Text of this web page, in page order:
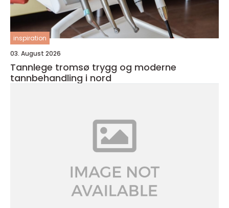
inspiration
03. August 2026
Tannlege tromsø trygg og moderne
tannbehandling i nord